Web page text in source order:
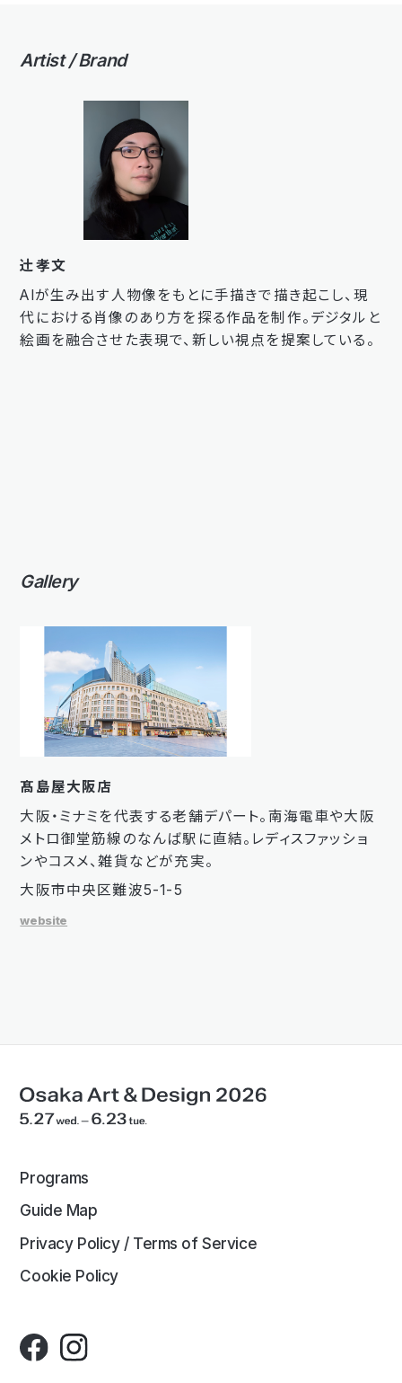
Artist / Brand
辻󠄀孝文
AIが生み出す人物像をもとに手描きで描き起こし、現
代における肖像のあり方を探る作品を制作。デジタルと
絵画を融合させた表現で、新しい視点を提案している。
Gallery
髙島屋大阪店
大阪・ミナミを代表する老舗デパート。南海電車や大阪
メトロ御堂筋線のなんば駅に直結。レディスファッショ
ンやコスメ、雑貨などが充実。
大阪市中央区難波5-1-5
website
Programs
Guide Map
Privacy Policy / Terms of Service
Cookie Policy